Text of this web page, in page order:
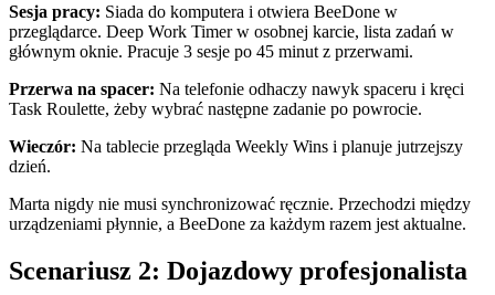
Sesja pracy: Siada do komputera i otwiera BeeDone w
przeglądarce. Deep Work Timer w osobnej karcie, lista zadań w
głównym oknie. Pracuje 3 sesje po 45 minut z przerwami.
Przerwa na spacer: Na telefonie odhaczy nawyk spaceru i kręci
Task Roulette, żeby wybrać następne zadanie po powrocie.
Wieczór: Na tablecie przegląda Weekly Wins i planuje jutrzejszy
dzień.
Marta nigdy nie musi synchronizować ręcznie. Przechodzi między
urządzeniami płynnie, a BeeDone za każdym razem jest aktualne.
Scenariusz 2: Dojazdowy profesjonalista